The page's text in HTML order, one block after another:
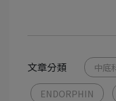
文章分類 中底
ENDORPHIN